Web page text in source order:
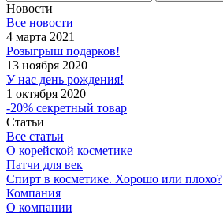
Новости
Все новости
4 марта 2021
Розыгрыш подарков!
13 ноября 2020
У нас день рождения!
1 октября 2020
-20% секретный товар
Статьи
Все статьи
О корейской косметике
Патчи для век
Спирт в косметике. Хорошо или плохо?
Компания
О компании